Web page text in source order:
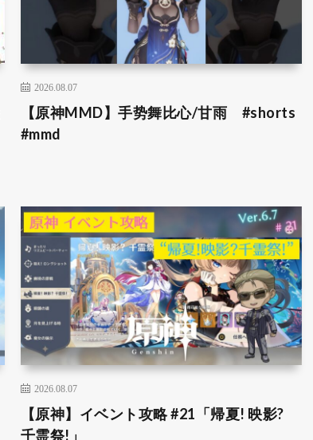
2026.08.07
【原神MMD】手势舞比心/甘雨 #shorts
#mmd
2026.08.07
【原神】イベント攻略 #21「帰夏! 映影?
千霊祭!」